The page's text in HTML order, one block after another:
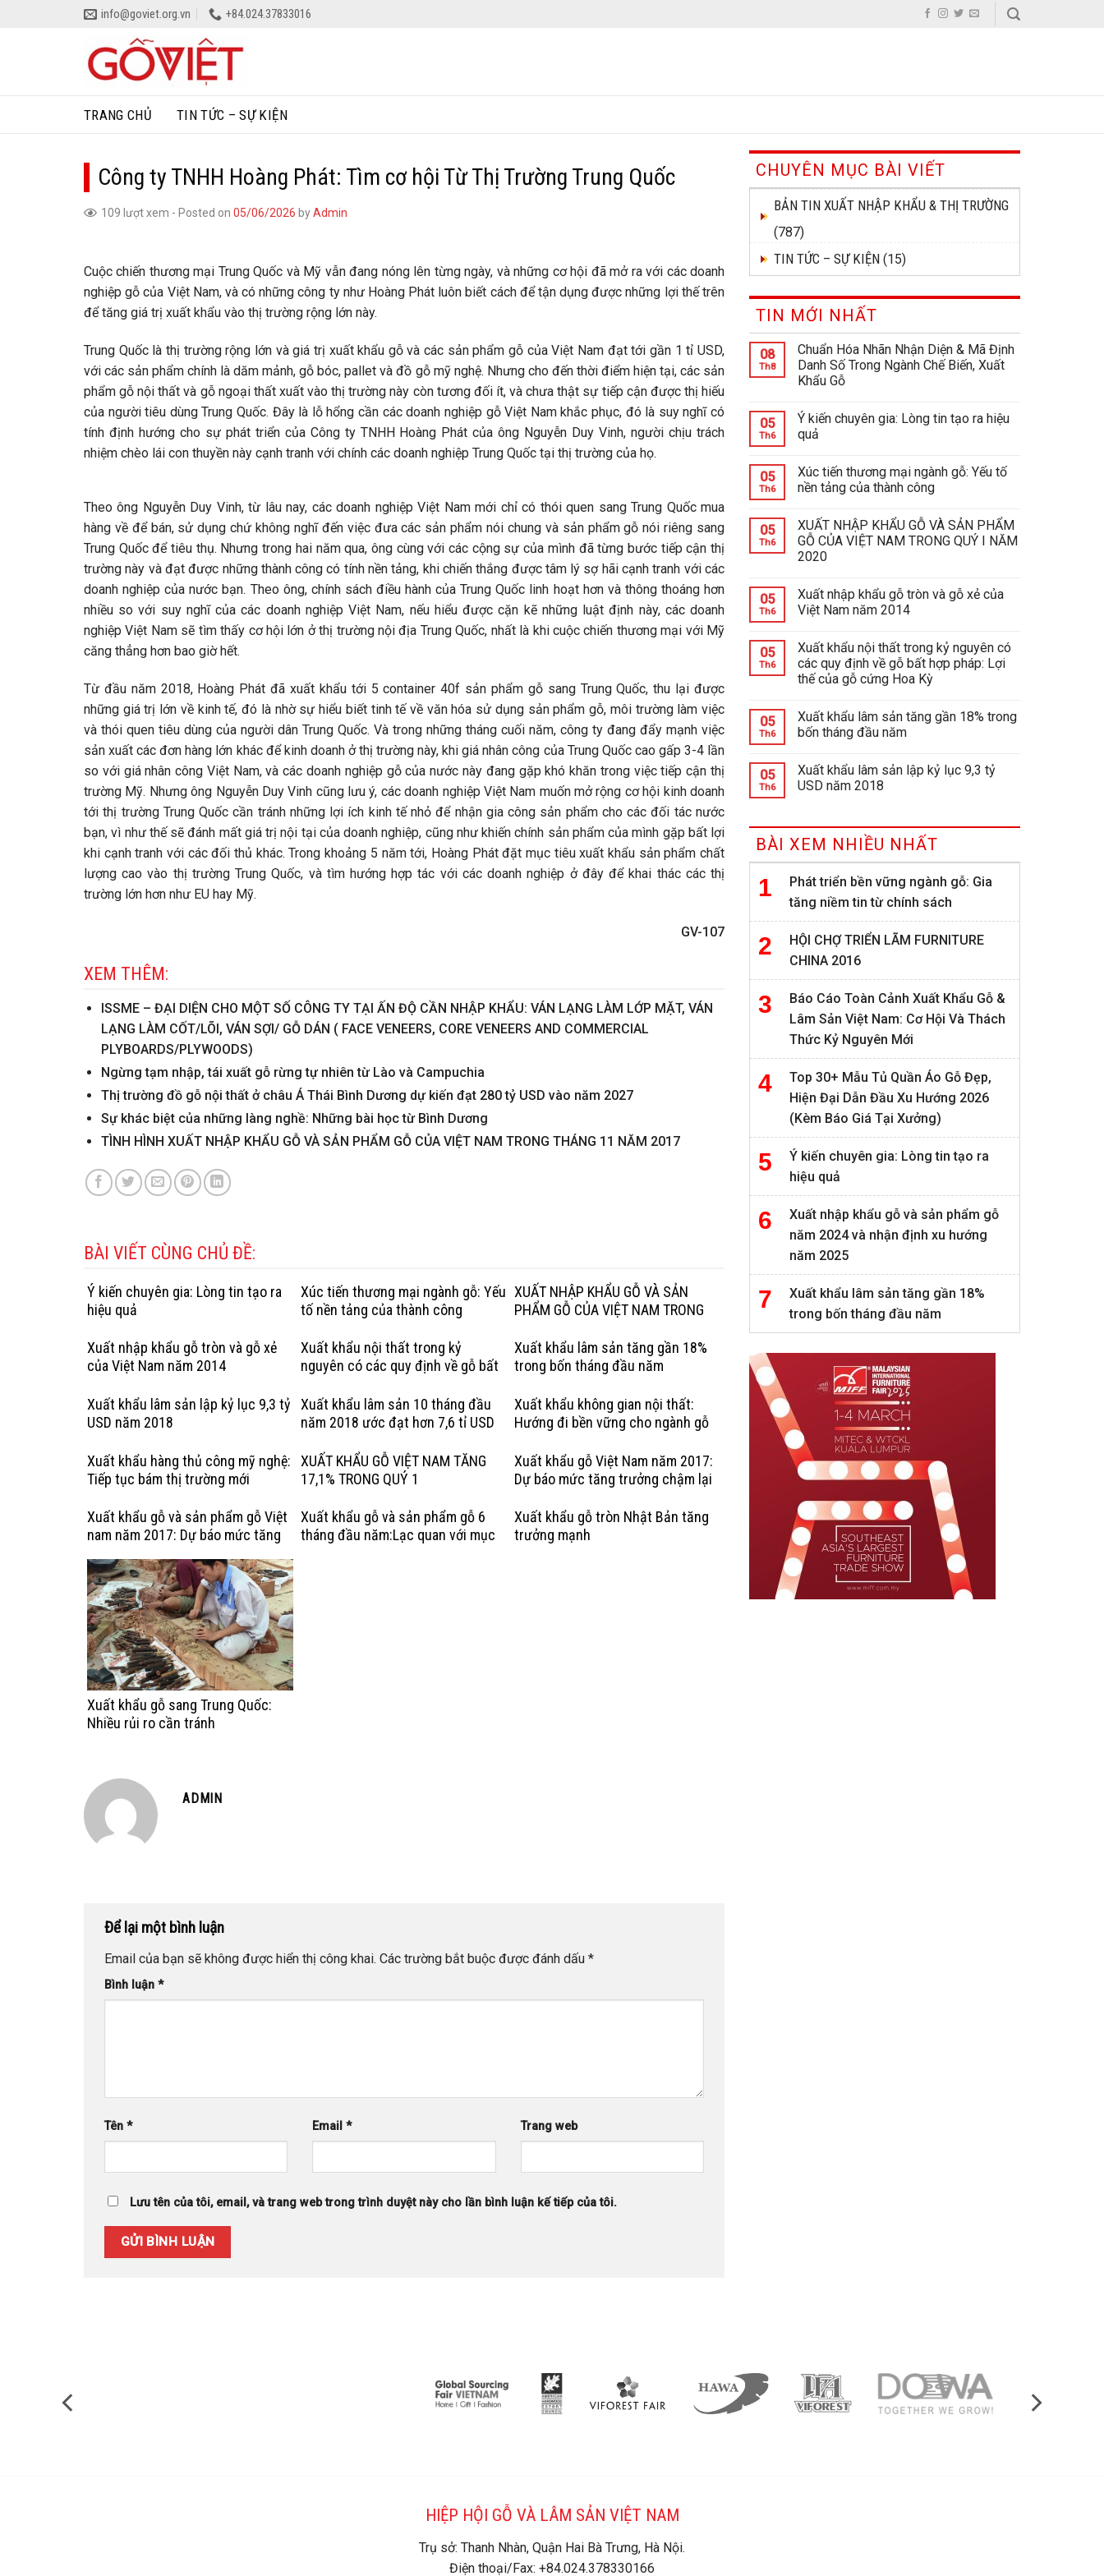
info@goviet.org.vn +84.024.37833016
TRANG CHỦ TIN TỨC – SỰ KIỆN
Công ty TNHH Hoàng Phát: Tìm cơ hội Từ Thị Trường Trung Quốc
109 lượt xem - Posted on 05/06/2026 byAdmin
Cuộc chiến thương mại Trung Quốc và Mỹ vẫn đang nóng lên từng ngày, và những cơ hội đã mở ra với các doanh
nghiệp gỗ của Việt Nam, và có những công ty như Hoàng Phát luôn biết cách để tận dụng được những lợi thế trên
để tăng giá trị xuất khẩu vào thị trường rộng lớn này.
Trung Quốc là thị trường rộng lớn và giá trị xuất khẩu gỗ và các sản phẩm gỗ của Việt Nam đạt tới gần 1 tỉ USD,
với các sản phẩm chính là dăm mảnh, gỗ bóc, pallet và đồ gỗ mỹ nghệ. Nhưng cho đến thời điểm hiện tại, các sản
phẩm gỗ nội thất và gỗ ngoại thất xuất vào thị trường này còn tương đối ít, và chưa thật sự tiếp cận được thị hiếu
của người tiêu dùng Trung Quốc. Đây là lỗ hổng cần các doanh nghiệp gỗ Việt Nam khắc phục, đó là suy nghĩ có
tính định hướng cho sự phát triển của Công ty TNHH Hoàng Phát của ông Nguyễn Duy Vinh, người chịu trách
nhiệm chèo lái con thuyền này cạnh tranh với chính các doanh nghiệp Trung Quốc tại thị trường của họ.
Theo ông Nguyễn Duy Vinh, từ lâu nay, các doanh nghiệp Việt Nam mới chỉ có thói quen sang Trung Quốc mua
hàng về để bán, sử dụng chứ không nghĩ đến việc đưa các sản phẩm nói chung và sản phẩm gỗ nói riêng sang
Trung Quốc để tiêu thụ. Nhưng trong hai năm qua, ông cùng với các cộng sự của mình đã từng bước tiếp cận thị
trường này và đạt được những thành công có tính nền tảng, khi chiến thắng được tâm lý sợ hãi cạnh tranh với các
doanh nghiệp của nước bạn. Theo ông, chính sách điều hành của Trung Quốc linh hoạt hơn và thông thoáng hơn
nhiều so với suy nghĩ của các doanh nghiệp Việt Nam, nếu hiểu được cặn kẽ những luật định này, các doanh
nghiệp Việt Nam sẽ tìm thấy cơ hội lớn ở thị trường nội địa Trung Quốc, nhất là khi cuộc chiến thương mại với Mỹ
căng thẳng hơn bao giờ hết.
Từ đầu năm 2018, Hoàng Phát đã xuất khẩu tới 5 container 40f sản phẩm gỗ sang Trung Quốc, thu lại được
những giá trị lớn về kinh tế, đó là nhờ sự hiểu biết tinh tế về văn hóa sử dụng sản phẩm gỗ, môi trường làm việc
và thói quen tiêu dùng của người dân Trung Quốc. Và trong những tháng cuối năm, công ty đang đẩy mạnh việc
sản xuất các đơn hàng lớn khác để kinh doanh ở thị trường này, khi giá nhân công của Trung Quốc cao gấp 3-4 lần
so với giá nhân công Việt Nam, và các doanh nghiệp gỗ của nước này đang gặp khó khăn trong việc tiếp cận thị
trường Mỹ. Nhưng ông Nguyễn Duy Vinh cũng lưu ý, các doanh nghiệp Việt Nam muốn mở rộng cơ hội kinh doanh
tới thị trường Trung Quốc cần tránh những lợi ích kinh tế nhỏ để nhận gia công sản phẩm cho các đối tác nước
bạn, vì như thế sẽ đánh mất giá trị nội tại của doanh nghiệp, cũng như khiến chính sản phẩm của mình gặp bất lợi
khi cạnh tranh với các đối thủ khác. Trong khoảng 5 năm tới, Hoàng Phát đặt mục tiêu xuất khẩu sản phẩm chất
lượng cao vào thị trường Trung Quốc, và tìm hướng hợp tác với các doanh nghiệp ở đây để khai thác các thị
trường lớn hơn như EU hay Mỹ.
GV-107
XEM THÊM:
ISSME – ĐẠI DIỆN CHO MỘT SỐ CÔNG TY TẠI ẤN ĐỘ CẦN NHẬP KHẨU: VÁN LẠNG LÀM LỚP MẶT, VÁN
LẠNG LÀM CỐT/LÕI, VÁN SỢI/ GỖ DÁN ( FACE VENEERS, CORE VENEERS AND COMMERCIAL
PLYBOARDS/PLYWOODS)
Ngừng tạm nhập, tái xuất gỗ rừng tự nhiên từ Lào và Campuchia
Thị trường đồ gỗ nội thất ở châu Á Thái Bình Dương dự kiến đạt 280 tỷ USD vào năm 2027
Sự khác biệt của những làng nghề: Những bài học từ Bình Dương
TÌNH HÌNH XUẤT NHẬP KHẨU GỖ VÀ SẢN PHẨM GỖ CỦA VIỆT NAM TRONG THÁNG 11 NĂM 2017
BÀI VIẾT CÙNG CHỦ ĐỀ:
Ý kiến chuyên gia: Lòng tin tạo ra
hiệu quả
Xúc tiến thương mại ngành gỗ: Yếu
tố nền tảng của thành công
XUẤT NHẬP KHẨU GỖ VÀ SẢN
PHẨM GỖ CỦA VIỆT NAM TRONG
Xuất nhập khẩu gỗ tròn và gỗ xẻ
của Việt Nam năm 2014
Xuất khẩu nội thất trong kỷ
nguyên có các quy định về gỗ bất
Kỳ
Xuất khẩu lâm sản tăng gần 18%
trong bốn tháng đầu năm
Xuất khẩu lâm sản lập kỷ lục 9,3 tỷ
USD năm 2018
Xuất khẩu lâm sản 10 tháng đầu
năm 2018 ước đạt hơn 7,6 tỉ USD
Xuất khẩu không gian nội thất:
Hướng đi bền vững cho ngành gỗ
Xuất khẩu hàng thủ công mỹ nghệ:
Tiếp tục bám thị trường mới
XUẤT KHẨU GỖ VIỆT NAM TĂNG
17,1% TRONG QUÝ 1
Xuất khẩu gỗ Việt Nam năm 2017:
Dự báo mức tăng trưởng chậm lại
Xuất khẩu gỗ và sản phẩm gỗ Việt
nam năm 2017: Dự báo mức tăng
Xuất khẩu gỗ và sản phẩm gỗ 6
tháng đầu năm:Lạc quan với mục
Xuất khẩu gỗ tròn Nhật Bản tăng
trưởng mạnh
Xuất khẩu gỗ sang Trung Quốc:
Nhiều rủi ro cần tránh
ADMIN
Để lại một bình luận
Email của bạn sẽ không được hiển thị công khai. Các trường bắt buộc được đánh dấu *
Bình luận *
Tên * Email* Trang web
Lưu tên của tôi, email, và trang web trong trình duyệt này cho lần bình luận kế tiếp của tôi.
CHUYÊN MỤC BÀI VIẾT
BẢN TIN XUẤT NHẬP KHẨU & THỊ TRƯỜNG
(787)
TIN TỨC – SỰ KIỆN (15)
TIN MỚI NHẤT
08
Th8
Chuẩn Hóa Nhãn Nhận Diện & Mã Định
Danh Số Trong Ngành Chế Biến, Xuất
Khẩu Gỗ
05
Th6
Ý kiến chuyên gia: Lòng tin tạo ra hiệu
quả
05
Th6
Xúc tiến thương mại ngành gỗ: Yếu tố
nền tảng của thành công
05
Th6
XUẤT NHẬP KHẨU GỖ VÀ SẢN PHẨM
GỖ CỦA VIỆT NAM TRONG QUÝ I NĂM
2020
05
Th6
Xuất nhập khẩu gỗ tròn và gỗ xẻ của
Việt Nam năm 2014
05
Th6
Xuất khẩu nội thất trong kỷ nguyên có
các quy định về gỗ bất hợp pháp: Lợi
thế của gỗ cứng Hoa Kỳ
05
Th6
Xuất khẩu lâm sản tăng gần 18% trong
bốn tháng đầu năm
05
Th6
Xuất khẩu lâm sản lập kỷ lục 9,3 tỷ
USD năm 2018
BÀI XEM NHIỀU NHẤT
Phát triển bền vững ngành gỗ: Gia
tăng niềm tin từ chính sách
HỘI CHỢ TRIỂN LÃM FURNITURE
CHINA 2016
Báo Cáo Toàn Cảnh Xuất Khẩu Gỗ &
Lâm Sản Việt Nam: Cơ Hội Và Thách
Thức Kỷ Nguyên Mới
Top 30+ Mẫu Tủ Quần Áo Gỗ Đẹp,
Hiện Đại Dẫn Đầu Xu Hướng 2026
(Kèm Báo Giá Tại Xưởng)
Ý kiến chuyên gia: Lòng tin tạo ra
hiệu quả
Xuất nhập khẩu gỗ và sản phẩm gỗ
năm 2024 và nhận định xu hướng
năm 2025
Xuất khẩu lâm sản tăng gần 18%
trong bốn tháng đầu năm
HIỆP HỘI GỖ VÀ LÂM SẢN VIỆT NAM
Trụ sở: Thanh Nhàn, Quận Hai Bà Trưng, Hà Nội.
Điện thoại/Fax: +84.024.378330166